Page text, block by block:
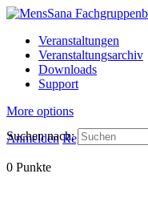
Veranstaltungen
Veranstaltungsarchiv
Downloads
Support
More options
Anmelden Registrieren
0 Punkte
Suchen nach: